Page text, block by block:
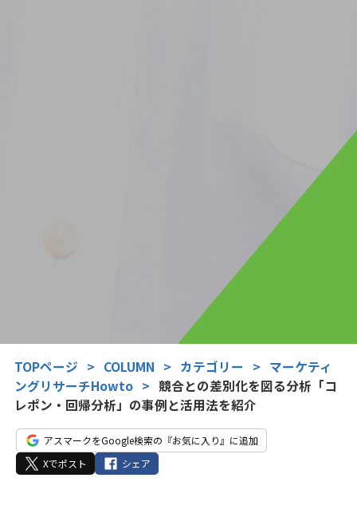
TOPページ > COLUMN > カテゴリー > マーケティ
ングリサーチHowto > 競合との差別化を図る分析「コ
レポン・回帰分析」の事例と活用法を紹介
アスマークをGoogle検索の『お気に入り』に追加
Xでポスト
シェア